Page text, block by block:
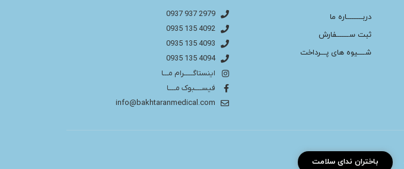
دربـــــــــاره ما
ثبت ســـــــفارش
شــــیوه های پـــرداخت
2979 937 0937
4092 135 0935
4093 135 0935
4094 135 0935
اینستاگـــــرام مـــا
فیســــبوک مــــا
info@bakhtaranmedical.com
باختران ندای سلامت